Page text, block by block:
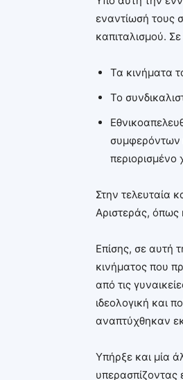
εναντίωσή τους
καπιταλισμού.
Τα κινήματα
Το
συμφερόντων
περιορισμένο
Στην τελευταία
Αριστεράς,
Επίσης, σε αυτή
κινήματος που
από τις
ιδεολογική και
αναπτύχθηκαν
Υπήρξε και μία